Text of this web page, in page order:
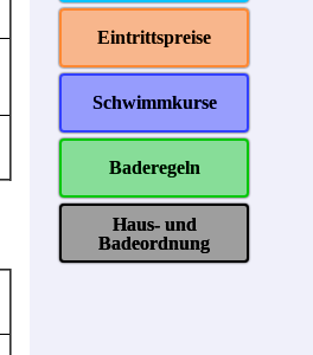
Eintrittspreise
Schwimmkurse
Baderegeln
Haus- und
Badeordnung